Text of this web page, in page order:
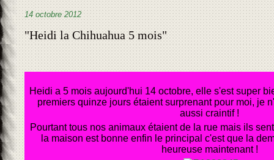
14 octobre 2012
"Heidi la Chihuahua 5 mois"
Heidi a 5 mois aujourd'hui 14 octobre, elle s'est super
premiers quinze jours étaient surprenant pour moi, je
aussi craintif !
Pourtant tous nos animaux étaient de la rue mais ils
la maison est bonne enfin le principal c'est que la
heureuse maintenant !